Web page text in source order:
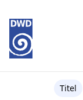
Titel